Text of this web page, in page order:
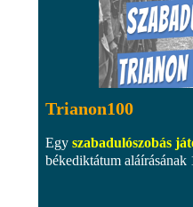
Trianon100
Egy szabadulószobás
békediktátum